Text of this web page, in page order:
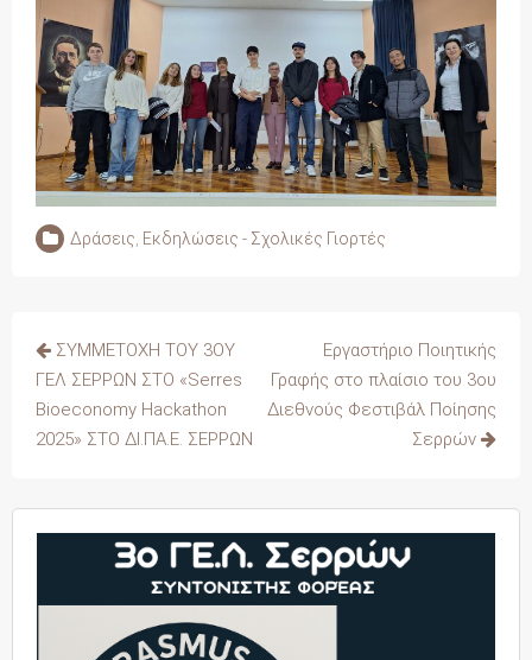
Δράσεις Εκδηλώσεις - Σχολικές Γιορτές
Πλοήγηση
άρθρων
ΣΥΜΜΕΤΟΧΗ ΤΟΥ 3ΟΥ
ΓΕΛ ΣΕΡΡΩΝ ΣΤΟ «Serres
Bioeconomy Hackathon
2025» ΣΤΟ ΔΙ.ΠΑ.Ε. ΣΕΡΡΩΝ
Εργαστήριο Ποιητικής
Γραφής στο πλαίσιο του 3ου
Διεθνούς Φεστιβάλ Ποίησης
Σερρών